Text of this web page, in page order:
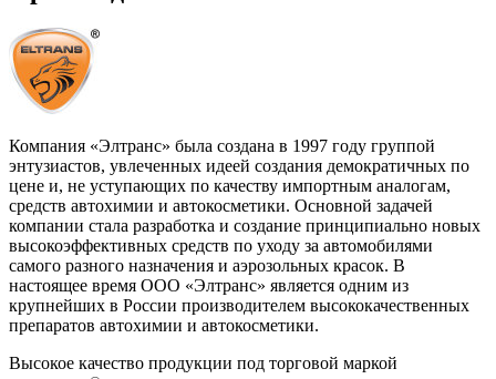
Компания «Элтранс» была создана в 1997 году группой
энтузиастов, увлеченных идеей создания демократичных по
цене и, не уступающих по качеству импортным аналогам,
средств автохимии и автокосметики. Основной задачей
компании стала разработка и создание принципиально новых
высокоэффективных средств по уходу за автомобилями
самого разного назначения и аэрозольных красок. В
настоящее время ООО «Элтранс» является одним из
крупнейших в России производителем высококачественных
препаратов автохимии и автокосметики.
Высокое качество продукции под торговой маркой